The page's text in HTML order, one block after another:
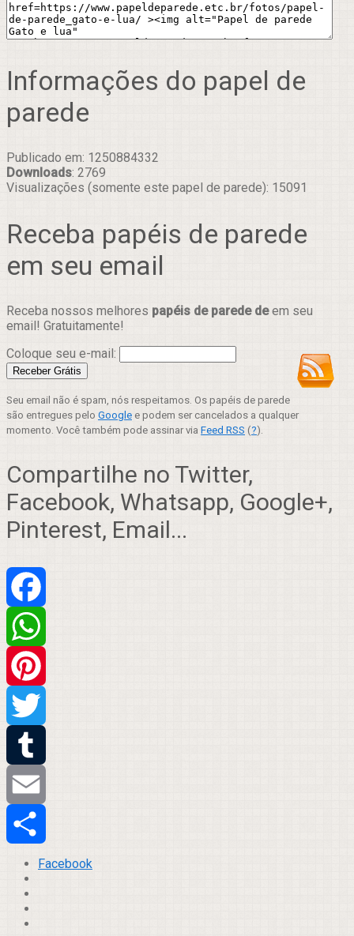
Informações do papel de
parede
Publicado em: 1250884332
Downloads: 2769
Visualizações (somente este papel de parede): 15091
Receba papéis de parede
em seu email
Receba nossos melhores papéis de parede deem seu
email! Gratuitamente!
Coloque seu e-mail:
Seu email não é spam, nós respeitamos. Os papéis de parede
são entregues pelo Google e podem ser cancelados a qualquer
momento. Você também pode assinar via Feed RSS (?).
Compartilhe no Twitter,
Facebook, Whatsapp, Google+,
Pinterest, Email...
Facebook
WhatsApp
Pinterest
Twitter
Tumblr
Email
Compartilhar
Facebook